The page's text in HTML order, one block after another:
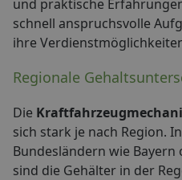
und praktische
schnell anspruchsvolle
ihre
Regionale
Die
sich stark je nach Region.
Bundesländern wie
sind die Gehälter in der